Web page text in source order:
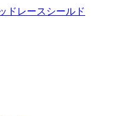
ドレースシールド